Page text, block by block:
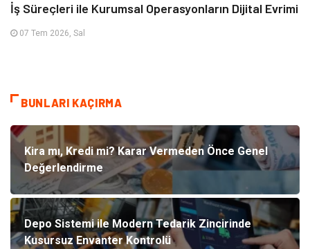
İş Süreçleri ile Kurumsal Operasyonların Dijital Evrimi
07 Tem 2026, Sal
BUNLARI KAÇIRMA
Kira mı, Kredi mi? Karar Vermeden Önce Genel
Değerlendirme
Depo Sistemi ile Modern Tedarik Zincirinde
Kusursuz Envanter Kontrolü